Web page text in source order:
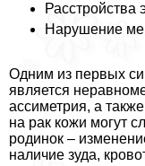
Расстройства
Нарушение
Одним из первых
является
ассиметрия, а
на paк кожи могут
родинок –
наличие зуда,